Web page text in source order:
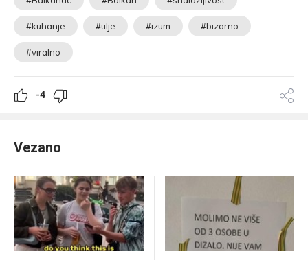
#kuhanje #ulje #izum #bizarno
#viralno
-4
Vezano